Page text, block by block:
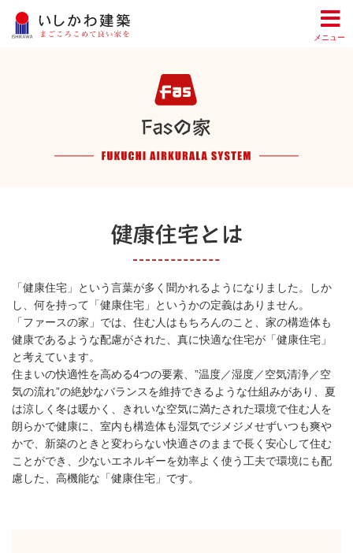
メニュー
「健康住宅」という言葉が多く聞かれるようになりました。しか
し、何を持って「健康住宅」というかの定義はありません。
「ファースの家」では、住む人はもちろんのこと、家の構造体も
健康であるような配慮がされた、真に快適な住宅が「健康住宅」
と考えています。
住まいの快適性を高める4つの要素、”温度／湿度／空気清浄／空
気の流れ”の絶妙なバランスを維持できるような仕組みがあり、夏
は涼しく冬は暖かく、きれいな空気に満たされた環境で住む人を
朗らかで健康に、室内も構造体も湿気でジメジメせずいつも爽や
かで、新築のときと変わらない快適さのままで長く安心して住む
ことができ、少ないエネルギーを効率よく使う工夫で環境にも配
慮した、高機能な「健康住宅」です。